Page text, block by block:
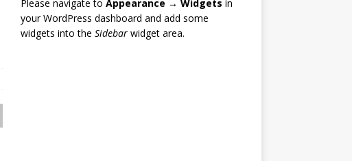
Please navigate to Appearance → Widgets in
your WordPress dashboard and add some
widgets into the Sidebarwidget area.